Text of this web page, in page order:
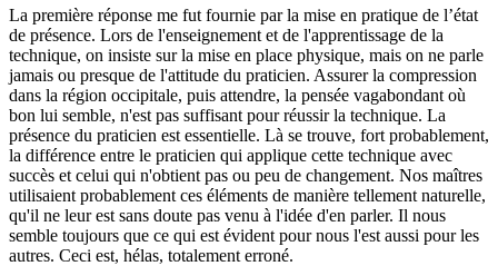
La première réponse me fut fournie par la mise en pratique de l’état
de présence. Lors de l'enseignement et de l'apprentissage de la
technique, on insiste sur la mise en place physique, mais on ne parle
jamais ou presque de l'attitude du praticien. Assurer la compression
dans la région occipitale, puis attendre, la pensée vagabondant où
bon lui semble, n'est pas suffisant pour réussir la technique. La
présence du praticien est essentielle. Là se trouve, fort probablement,
la différence entre le praticien qui applique cette technique avec
succès et celui qui n'obtient pas ou peu de changement. Nos maîtres
utilisaient probablement ces éléments de manière tellement naturelle,
qu'il ne leur est sans doute pas venu à l'idée d'en parler. Il nous
semble toujours que ce qui est évident pour nous l'est aussi pour les
autres. Ceci est, hélas, totalement erroné.